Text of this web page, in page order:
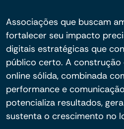
Associações que buscam
fortalecer seu impacto
digitais estratégicas que
público certo. A construção
online sólida, combinada
performance e
potencializa resultados,
sustenta o crescimento no